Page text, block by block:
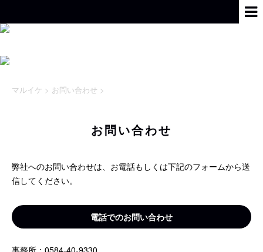
マルイケ > お問い合わせ >
お問い合わせ
弊社へのお問い合わせは、お電話もしくは下記のフォームから送
信してください。
電話でのお問い合わせ
事務所：0584-40-9330